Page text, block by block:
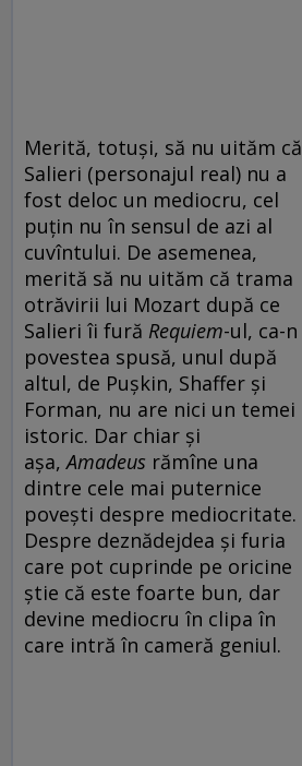
Merită, totuși, să nu uităm că
Salieri (personajul real) nu a
fost deloc un mediocru, cel
puțin nu în sensul de azi al
cuvîntului. De asemenea,
merită să nu uităm că trama
otrăvirii lui Mozart după ce
Salieri îi fură Requiem-ul, ca-n
povestea spusă, unul după
altul, de Pușkin, Shaffer și
Forman, nu are nici un temei
istoric. Dar chiar și
așa,Amadeus rămîne una
dintre cele mai puternice
povești despre mediocritate.
Despre deznădejdea și furia
care pot cuprinde pe oricine
știe că este foarte bun, dar
devine mediocru în clipa în
care intră în cameră geniul.